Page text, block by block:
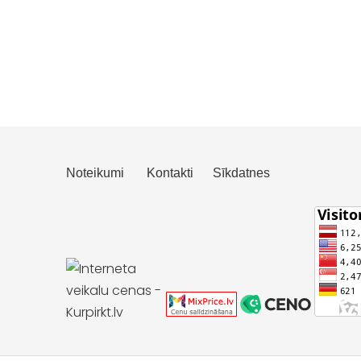
Noteikumi Kontakti Sīkdatnes